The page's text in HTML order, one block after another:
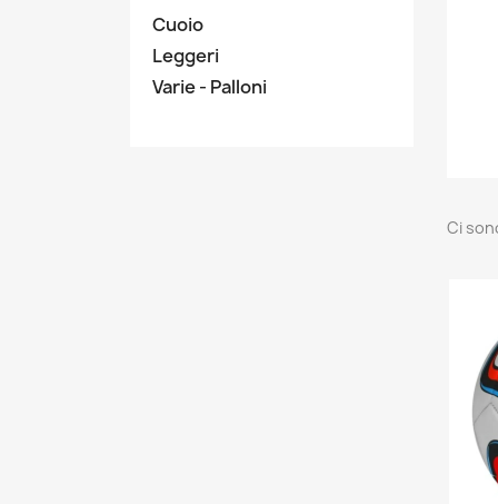
Cuoio
Leggeri
Varie - Palloni
Ci